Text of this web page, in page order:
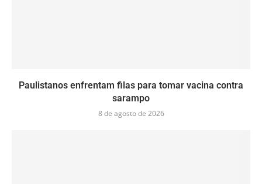
Paulistanos enfrentam filas para tomar vacina contra
sarampo
8 de agosto de 2026